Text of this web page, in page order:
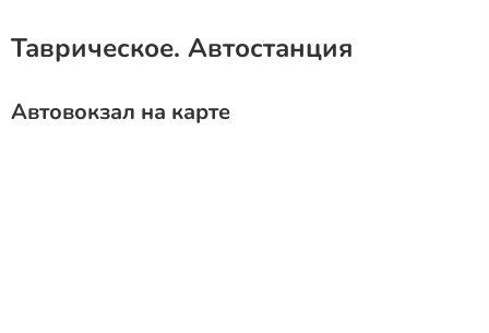
Таврическое. Автостанция
Автовокзал на карте